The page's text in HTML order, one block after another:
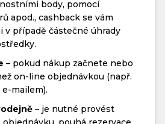
body, pomocí
apod., cashback se vám
v případě částečné úhrady
– pokud nákup začnete nebo
on-line objednávkou (např.
mailem).
– je nutné provést